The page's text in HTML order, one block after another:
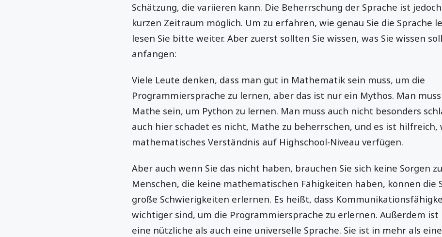
Schätzung, die variieren kann. Die Beherrschung der Sprache ist
kurzen Zeitraum möglich. Um zu erfahren, wie genau Sie die Sprache
lesen Sie bitte weiter. Aber zuerst sollten Sie wissen, was Sie wissen
anfangen:
Viele Leute denken, dass man gut in Mathematik sein muss, um die
Programmiersprache zu lernen, aber das ist nur ein Mythos. Man
Mathe sein, um Python zu lernen. Man muss auch nicht besonders
auch hier schadet es nicht, Mathe zu beherrschen, und es ist hilfreich,
mathematisches Verständnis auf Highschool-Niveau verfügen.
Aber auch wenn Sie das nicht haben, brauchen Sie sich keine Sorgen
Menschen, die keine mathematischen Fähigkeiten haben, können die
große Schwierigkeiten erlernen. Es heißt, dass
wichtiger sind, um die Programmiersprache zu erlernen. Außerdem ist
eine nützliche als auch eine universelle Sprache. Sie ist in mehr als